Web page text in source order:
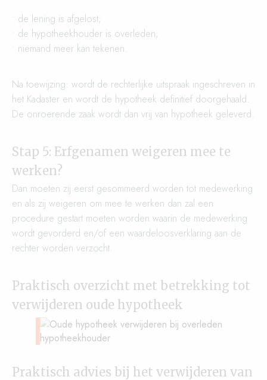
• de lening is afgelost;
• de hypotheekhouder is overleden;
• niemand meer kan tekenen.
Na toewijzing: wordt de rechterlijke uitspraak ingeschreven in
het Kadaster en wordt de hypotheek definitief doorgehaald.
De onroerende zaak wordt dan vrij van hypotheek geleverd.
Stap 5: Erfgenamen weigeren mee te
werken?
Dan moeten zij eerst gesommeerd worden tot medewerking
en als zij weigeren om mee te werken dan zal een
procedure gestart moeten worden waarin de medewerking
wordt gevorderd en/of een waardeloosverklaring aan de
rechter worden verzocht.
Praktisch overzicht met betrekking tot
verwijderen oude hypotheek
Praktisch advies bij het verwijderen van